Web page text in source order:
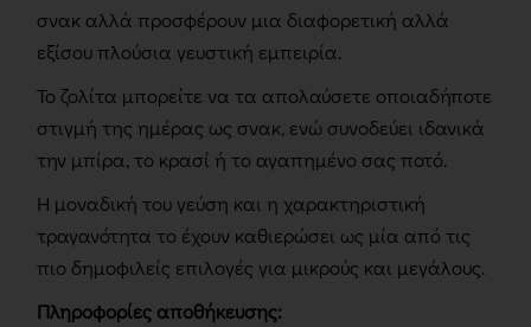
σνακ αλλά προσφέρουν μια διαφορετική αλλά
εξίσου πλούσια γευστική εμπειρία.
Το ζολίτα μπορείτε να τα απολαύσετε οποιαδήποτε
στιγμή της ημέρας ως σνακ, ενώ συνοδεύει ιδανικά
την μπίρα, το κρασί ή το αγαπημένο σας ποτό.
Η μοναδική του γεύση και η χαρακτηριστική
τραγανότητα το έχουν καθιερώσει ως μία από τις
πιο δημοφιλείς επιλογές για μικρούς και μεγάλους.
Πληροφορίες αποθήκευσης: